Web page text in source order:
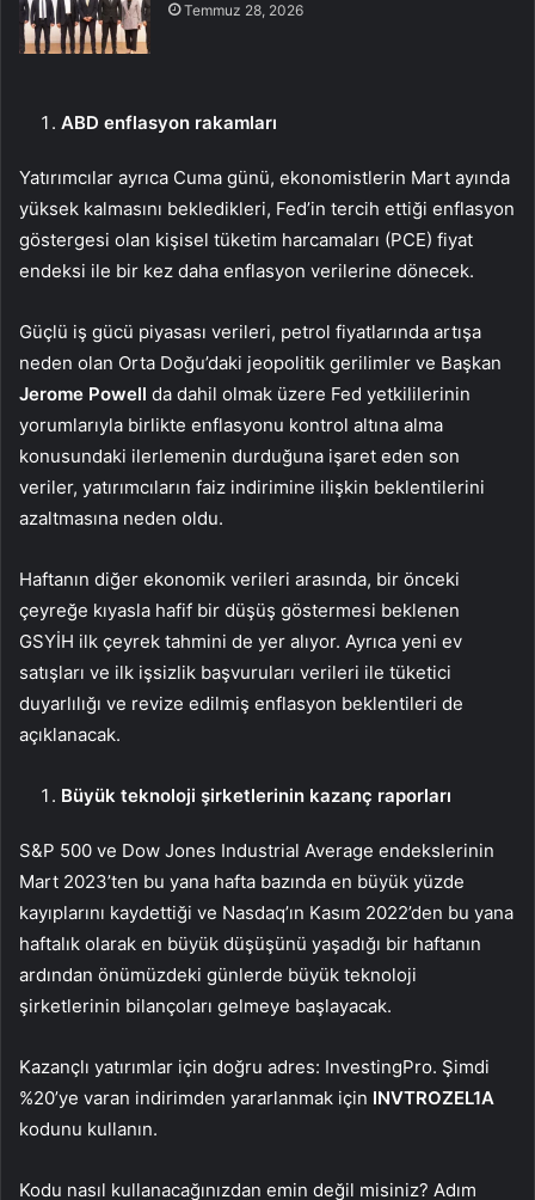
Temmuz 28, 2026
ABD enflasyon rakamları
Yatırımcılar ayrıca Cuma günü, ekonomistlerin Mart ayında
yüksek kalmasını bekledikleri, Fed’in tercih ettiği enflasyon
göstergesi olan kişisel tüketim harcamaları (PCE) fiyat
endeksi ile bir kez daha enflasyon verilerine dönecek.
Güçlü iş gücü piyasası verileri, petrol fiyatlarında artışa
neden olan Orta Doğu’daki jeopolitik gerilimler ve Başkan
Jerome Powell da dahil olmak üzere Fed yetkililerinin
yorumlarıyla birlikte enflasyonu kontrol altına alma
konusundaki ilerlemenin durduğuna işaret eden son
veriler, yatırımcıların faiz indirimine ilişkin beklentilerini
azaltmasına neden oldu.
Haftanın diğer ekonomik verileri arasında, bir önceki
çeyreğe kıyasla hafif bir düşüş göstermesi beklenen
GSYİH ilk çeyrek tahmini de yer alıyor. Ayrıca yeni ev
satışları ve ilk işsizlik başvuruları verileri ile tüketici
duyarlılığı ve revize edilmiş enflasyon beklentileri de
açıklanacak.
Büyük teknoloji şirketlerinin kazanç raporları
S&P 500 ve Dow Jones Industrial Average endekslerinin
Mart 2023’ten bu yana hafta bazında en büyük yüzde
kayıplarını kaydettiği ve Nasdaq’ın Kasım 2022’den bu yana
haftalık olarak en büyük düşüşünü yaşadığı bir haftanın
ardından önümüzdeki günlerde büyük teknoloji
şirketlerinin bilançoları gelmeye başlayacak.
Kazançlı yatırımlar için doğru adres: InvestingPro. Şimdi
%20’ye varan indirimden yararlanmak için INVTROZEL1A
kodunu kullanın.
Kodu nasıl kullanacağınızdan emin değil misiniz? Adım